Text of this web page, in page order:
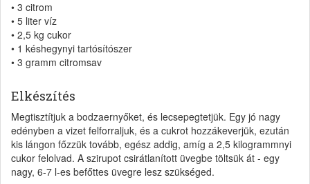
• 3 citrom
• 5 liter víz
• 2,5 kg cukor
• 1 késhegynyi tartósítószer
• 3 gramm citromsav
Elkészítés
Megtisztítjuk a bodzaernyőket, és lecsepegtetjük. Egy jó nagy
edényben a vizet felforraljuk, és a cukrot hozzákeverjük, ezután
kis lángon főzzük tovább, egész addig, amíg a 2,5 kilogrammnyi
cukor felolvad. A szirupot csirátlanított üvegbe töltsük át - egy
nagy, 6-7 l-es befőttes üvegre lesz szükséged.